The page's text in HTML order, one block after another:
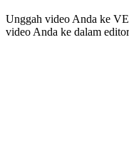
Unggah video Anda ke
video Anda ke dalam